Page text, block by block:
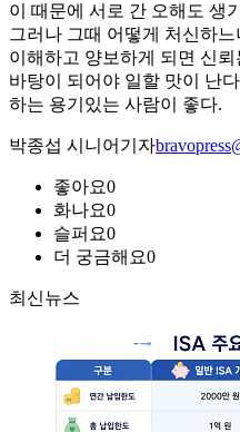
이 때문에 서로 간 오해도 생
그러나 그때 어떻게 처신하
이해하고 양보하게 되면 신
바탕이 되어야 일할 맛이 난
하는 용기있는 사람이 좋다.
박종섭 시니어기자
좋아요0
화나요0
슬퍼요0
더 궁금해요0
최신뉴스